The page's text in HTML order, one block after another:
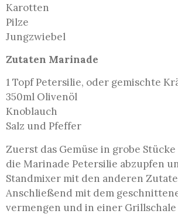
Karotten
Pilze
Jungzwiebel
Zutaten Marinade
1 Topf Petersilie, oder gemischte
350ml Olivenöl
Knoblauch
Salz und Pfeffer
Zuerst das Gemüse in grobe
die Marinade Petersilie abzupfen
Standmixer mit den anderen
Anschließend mit dem
vermengen und in einer